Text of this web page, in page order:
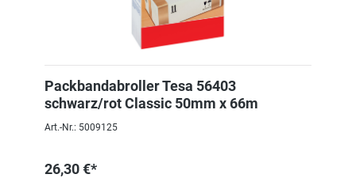
Packbandabroller Tesa 56403
schwarz/rot Classic 50mm x 66m
Art.-Nr.: 5009125
26,30 €*